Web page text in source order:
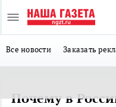
Все новости Заказать
Почему в